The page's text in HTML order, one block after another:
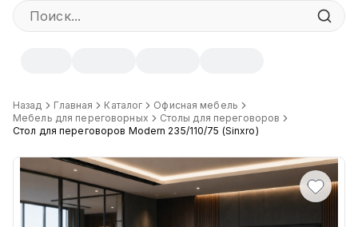
Характеристики
110 см
Высота:75 см
235 см
Назад Главная Каталог
Офисная мебель
Мебель для переговорных
Столы для переговоров
Стол для переговоров Modern 235/110/75 (Sinxro)